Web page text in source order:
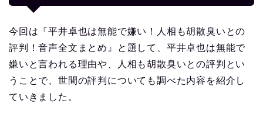
今回は『平井卓也は無能で嫌い！人相も胡散臭いとの
評判！音声全文まとめ』と題して、平井卓也は無能で
嫌いと言われる理由や、人相も胡散臭いとの評判とい
うことで、世間の評判についても調べた内容を紹介し
ていきました。